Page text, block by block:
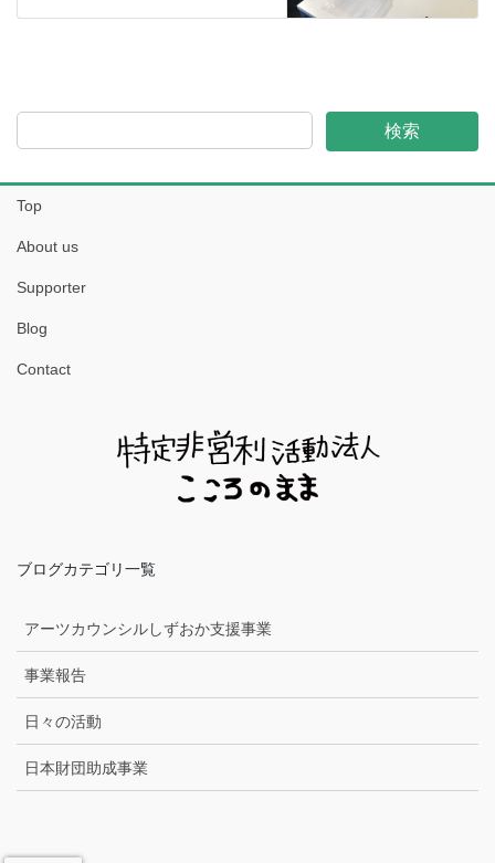
検索
Top
About us
Supporter
Blog
Contact
ブログカテゴリ一覧
アーツカウンシルしずおか支援事業
事業報告
日々の活動
日本財団助成事業